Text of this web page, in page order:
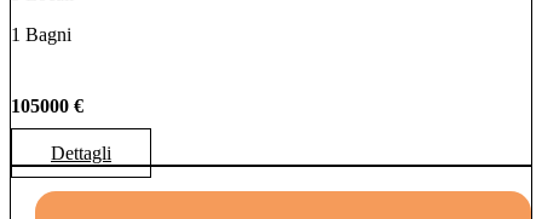
1 Bagni
105000 €
Dettagli